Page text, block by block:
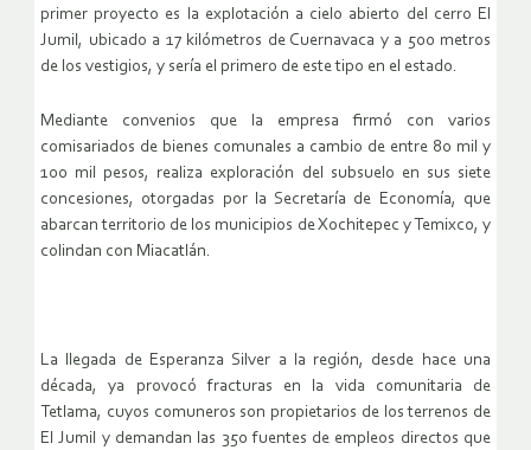
primer proyecto es la explotación a cielo abierto del cerro El
Jumil, ubicado a 17 kilómetros de Cuernavaca y a 500 metros
de los vestigios, y sería el primero de este tipo en el estado.
Mediante convenios que la empresa firmó con varios
comisariados de bienes comunales a cambio de entre 80 mil y
100 mil pesos, realiza exploración del subsuelo en sus siete
concesiones, otorgadas por la Secretaría de Economía, que
abarcan territorio de los municipios de Xochitepec y Temixco, y
colindan con Miacatlán.
La llegada de Esperanza Silver a la región, desde hace una
década, ya provocó fracturas en la vida comunitaria de
Tetlama, cuyos comuneros son propietarios de los terrenos de
El Jumil y demandan las 350 fuentes de empleos directos que